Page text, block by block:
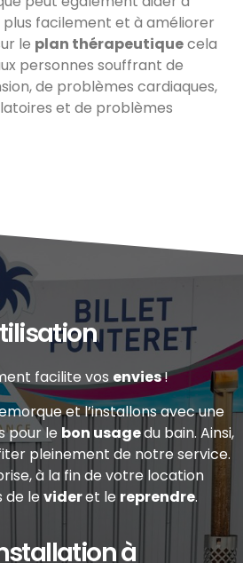
plus facilement et à améliorer
le plan thérapeutiquecela
personnes souffrant de
de problèmes cardiaques,
et de problèmes
facilite vosenvies!
et l’installons avec une
pour le bon usagedu bain. Ainsi,
pleinement de notre service.
à la fin de votre location
de le videret le reprendre.
à